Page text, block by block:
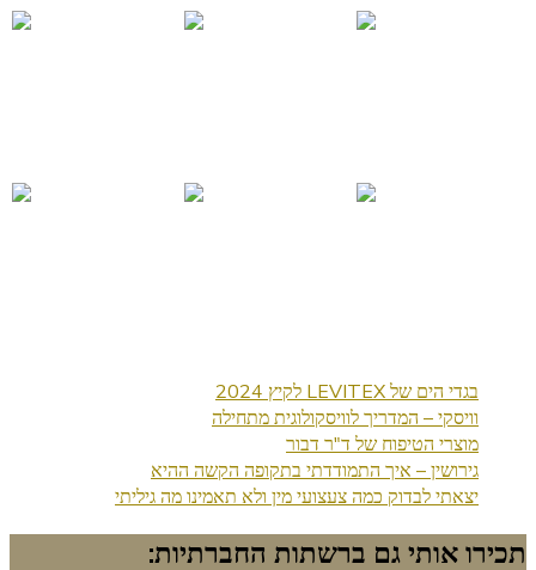
בגדי הים של LEVITEX לקיץ 2024
וויסקי – המדריך לוויסקולוגית מתחילה
מוצרי הטיפוח של ד"ר דבור
גירושין – איך התמודדתי בתקופה הקשה ההיא
יצאתי לבדוק כמה צעצועי מין ולא תאמינו מה גיליתי
תכירו אותי גם ברשתות החברתיות: